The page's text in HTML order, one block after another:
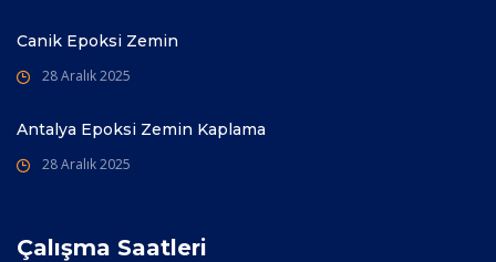
Canik Epoksi Zemin
28 Aralık 2025
Antalya Epoksi Zemin Kaplama
28 Aralık 2025
Çalışma Saatleri